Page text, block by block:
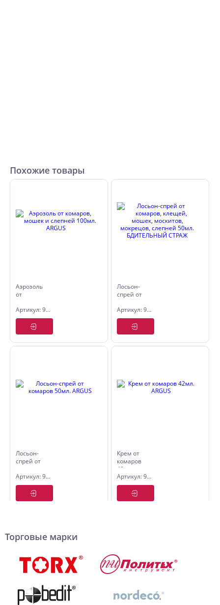
Похожие товары
Аэрозоль
от
мошек и
слепней
100мл.
ARGUS
Артикул: 9070011
Лосьон-
спрей от
клещей,
мошек,
москитов,
мокрецов,
слепней
Артикул: 9070021
Лосьон-
спрей от
50мл.
ARGUS
Артикул: 9070022
Крем от
комаров
42мл.
ARGUS
Артикул: 9070032
Торговые марки